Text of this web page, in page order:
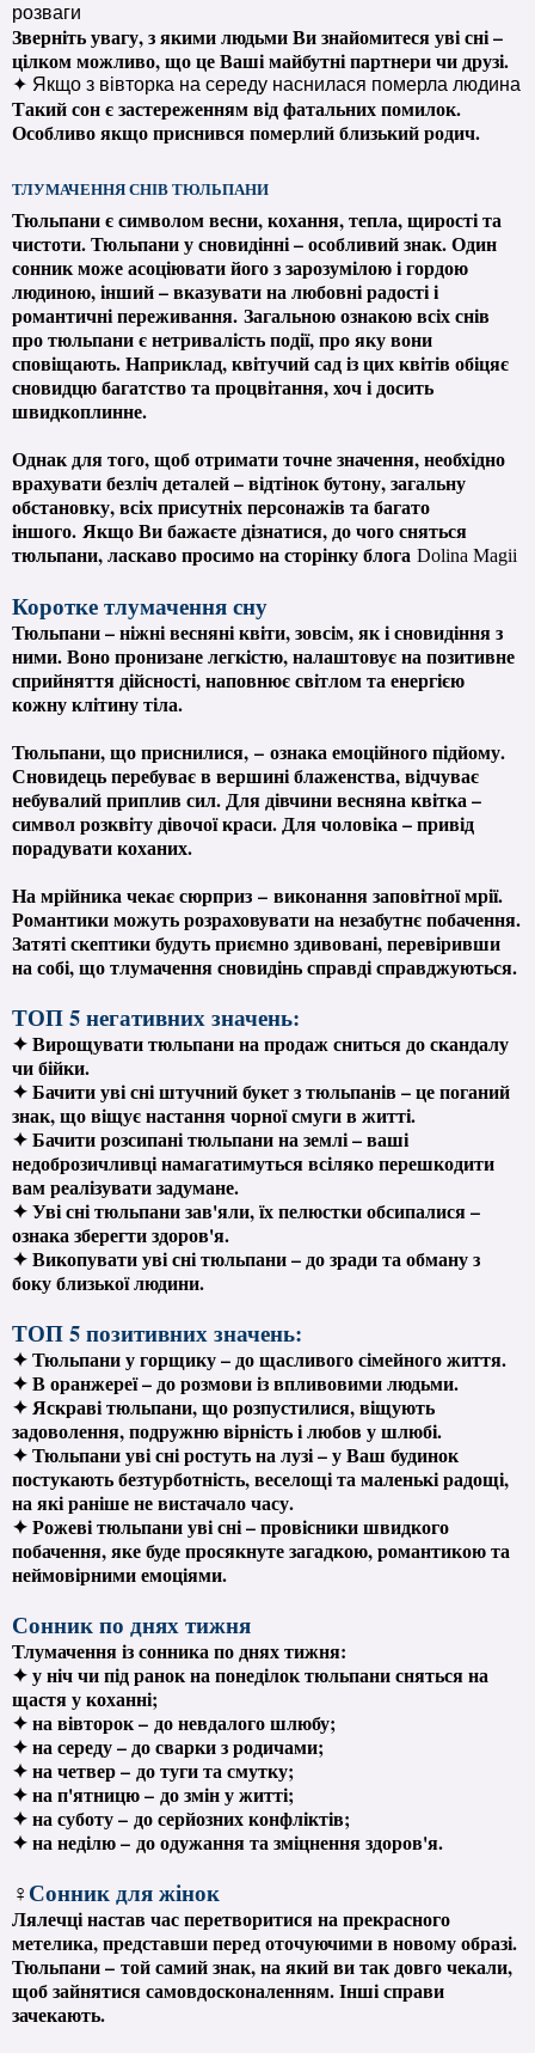
розваги
Зверніть увагу, з якими людьми Ви знайомитеся уві сні –
цілком можливо, що це Ваші майбутні партнери чи друзі.
✦ Якщо з вівторка на середу наснилася померла людина
Такий сон є застереженням від фатальних помилок.
Особливо якщо приснився померлий близький родич.
ТЛУМАЧЕННЯ СНІВ ТЮЛЬПАНИ
Тюльпани є символом весни, кохання, тепла, щирості та
чистоти. Тюльпани у сновидінні – особливий знак. Один
сонник може асоціювати його з зарозумілою і гордою
людиною, інший – вказувати на любовні радості і
романтичні переживання. Загальною ознакою всіх снів
про тюльпани є нетривалість події, про яку вони
сповіщають. Наприклад, квітучий сад із цих квітів обіцяє
сновидцю багатство та процвітання, хоч і досить
швидкоплинне.
Однак для того, щоб отримати точне значення, необхідно
врахувати безліч деталей – відтінок бутону, загальну
обстановку, всіх присутніх персонажів та багато
іншого. Якщо Ви бажаєте дізнатися, до чого сняться
тюльпани, ласкаво просимо на сторінку блога Dolina Magii
Коротке тлумачення сну
Тюльпани – ніжні весняні квіти, зовсім, як і сновидіння з
ними. Воно пронизане легкістю, налаштовує на позитивне
сприйняття дійсності, наповнює світлом та енергією
кожну клітину тіла.
Тюльпани, що приснилися, – ознака емоційного підйому.
Сновидець перебуває в вершині блаженства, відчуває
небувалий приплив сил. Для дівчини весняна квітка –
символ розквіту дівочої краси. Для чоловіка – привід
порадувати коханих.
На мрійника чекає сюрприз – виконання заповітної мрії.
Романтики можуть розраховувати на незабутнє побачення.
Затяті скептики будуть приємно здивовані, перевіривши
на собі, що тлумачення сновидінь справді справджуються.
ТОП 5 негативних значень:
✦ Вирощувати тюльпани на продаж сниться до скандалу
чи бійки.
✦ Бачити уві сні штучний букет з тюльпанів – це поганий
знак, що віщує настання чорної смуги в житті.
✦ Бачити розсипані тюльпани на землі – ваші
недоброзичливці намагатимуться всіляко перешкодити
вам реалізувати задумане.
✦ Уві сні тюльпани зав'яли, їх пелюстки обсипалися –
ознака зберегти здоров'я.
✦ Викопувати уві сні тюльпани – до зради та обману з
боку близької людини.
ТОП 5 позитивних значень:
✦ Тюльпани у горщику – до щасливого сімейного життя.
✦ В оранжереї – до розмови із впливовими людьми.
✦ Яскраві тюльпани, що розпустилися, віщують
задоволення, подружню вірність і любов у шлюбі.
✦ Тюльпани уві сні ростуть на лузі – у Ваш будинок
постукають безтурботність, веселощі та маленькі радощі,
на які раніше не вистачало часу.
✦ Рожеві тюльпани уві сні – провісники швидкого
побачення, яке буде просякнуте загадкою, романтикою та
неймовірними емоціями.
Сонник по днях тижня
Тлумачення із сонника по днях тижня:
✦ у ніч чи під ранок на понеділок тюльпани сняться на
щастя у коханні;
✦ на вівторок – до невдалого шлюбу;
✦ на середу – до сварки з родичами;
✦ на четвер – до туги та смутку;
✦ на п'ятницю – до змін у житті;
✦ на суботу – до серйозних конфліктів;
✦ на неділю – до одужання та зміцнення здоров'я.
♀Сонник для жінок
Лялечці настав час перетворитися на прекрасного
метелика, представши перед оточуючими в новому образі.
Тюльпани – той самий знак, на який ви так довго чекали,
щоб зайнятися самовдосконаленням. Інші справи
зачекають.